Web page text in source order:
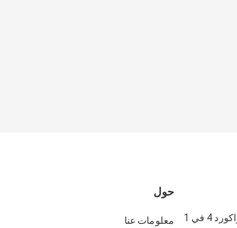
حول
معلومات عنا
بولي 550 باراكورد حبل ناري باراكورد 4 في 1